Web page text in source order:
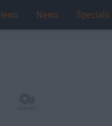
News Specials